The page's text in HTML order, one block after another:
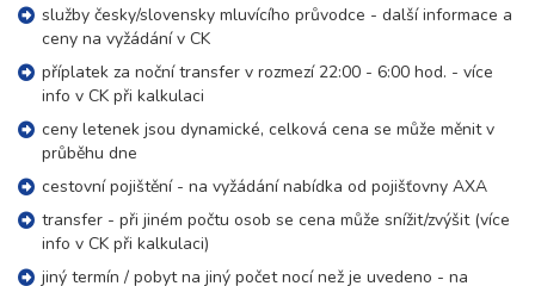
služby česky/slovensky mluvícího průvodce - další informace a
ceny na vyžádání v CK
příplatek za noční transfer v rozmezí 22:00 - 6:00 hod. - více
info v CK při kalkulaci
ceny letenek jsou dynamické, celková cena se může měnit v
průběhu dne
cestovní pojištění - na vyžádání nabídka od pojišťovny AXA
transfer - při jiném počtu osob se cena může snížit/zvýšit (více
info v CK při kalkulaci)
jiný termín / pobyt na jiný počet nocí než je uvedeno - na